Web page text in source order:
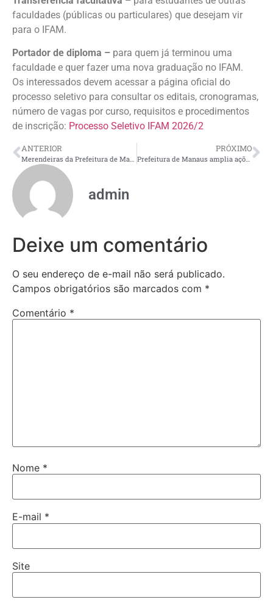
faculdades (públicas ou particulares) que desejam vir
para o IFAM.
Portador de diploma – para quem já terminou uma
faculdade e quer fazer uma nova graduação no IFAM.
Os interessados devem acessar a página oficial do
processo seletivo para consultar os editais, cronogramas,
número de vagas por curso, requisitos e procedimentos
de inscrição: Processo Seletivo IFAM 2026/2
ANTERIOR PRÓXIMO
Prefeitura de Manaus amplia ações ambientais e recolhe mais de 78 mil pneus descartados irregularmente em 2026
admin
Deixe um comentário
O seu endereço de e-mail não será publicado.
Campos obrigatórios são marcados com *
Comentário *
Nome *
E-mail *
Site